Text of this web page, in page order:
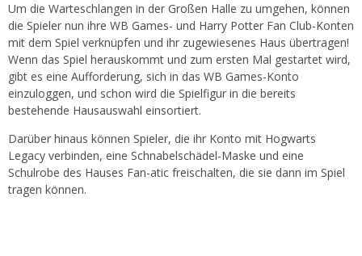
Um die Warteschlangen in der Großen Halle zu umgehen, können
die Spieler nun ihre WB Games- und Harry Potter Fan Club-Konten
mit dem Spiel verknüpfen und ihr zugewiesenes Haus übertragen!
Wenn das Spiel herauskommt und zum ersten Mal gestartet wird,
gibt es eine Aufforderung, sich in das WB Games-Konto
einzuloggen, und schon wird die Spielfigur in die bereits
bestehende Hausauswahl einsortiert.
Darüber hinaus können Spieler, die ihr Konto mit Hogwarts
Legacy verbinden, eine Schnabelschädel-Maske und eine
Schulrobe des Hauses Fan-atic freischalten, die sie dann im Spiel
tragen können.